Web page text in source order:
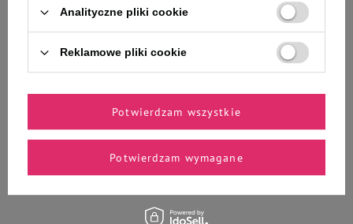
Dolina Noteci Premium Pure
bogata w jagnięcinę zestaw 12 x
400 g
146,76 zł 30,57 zł / kg
+
Do koszyka
Dolina Noteci Premium Pure
bogata w indyka z ziemniakami
12 x 400 g
30,57 zł / kg
Do koszyka
Analityczne pliki cookie
Reklamowe pliki cookie
Potwierdzam wymagane
Potwierdzam wszystkie